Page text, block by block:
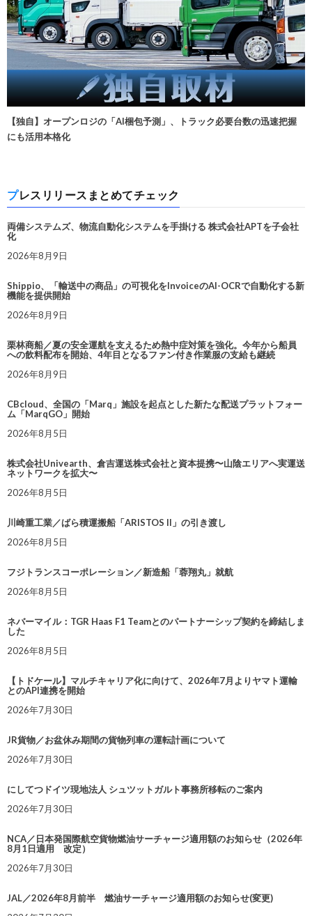
【独自】オープンロジの「AI梱包予測」、トラック必要台数の迅速把握
にも活用本格化
プレスリリースまとめてチェック
両備システムズ、物流自動化システムを手掛ける 株式会社APTを子会社
化
2026年8月9日
Shippio、「輸送中の商品」の可視化をInvoiceのAI-OCRで自動化する新
機能を提供開始
2026年8月9日
栗林商船／夏の安全運航を支えるため熱中症対策を強化。今年から船員
への飲料配布を開始、4年目となるファン付き作業服の支給も継続
2026年8月9日
CBcloud、全国の「Marq」施設を起点とした新たな配送プラットフォー
ム「MarqGO」開始
2026年8月5日
株式会社Univearth、倉吉運送株式会社と資本提携〜山陰エリアへ実運送
ネットワークを拡大〜
2026年8月5日
川崎重工業／ばら積運搬船「ARISTOS II」の引き渡し
2026年8月5日
フジトランスコーポレーション／新造船「蓉翔丸」就航
2026年8月5日
ネバーマイル：TGR Haas F1 Teamとのパートナーシップ契約を締結しま
した
2026年8月5日
【トドケール】マルチキャリア化に向けて、2026年7月よりヤマト運輸
とのAPI連携を開始
2026年7月30日
JR貨物／お盆休み期間の貨物列車の運転計画について
2026年7月30日
にしてつドイツ現地法人 シュツットガルト事務所移転のご案内
2026年7月30日
NCA／日本発国際航空貨物燃油サーチャージ適用額のお知らせ（2026年
8月1日適用 改定）
2026年7月30日
JAL／2026年8月前半 燃油サーチャージ適用額のお知らせ(変更)